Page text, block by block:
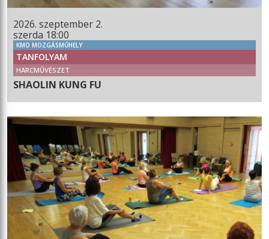
2026. szeptember 2.
szerda 18:00
KMO MOZGÁSMŰHELY
TANFOLYAM
HARCMŰVÉSZET
SHAOLIN KUNG FU